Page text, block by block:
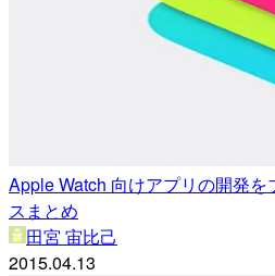
Apple Watch 向けアプリの開発
スまとめ
田宮 宙比己
2015.04.13